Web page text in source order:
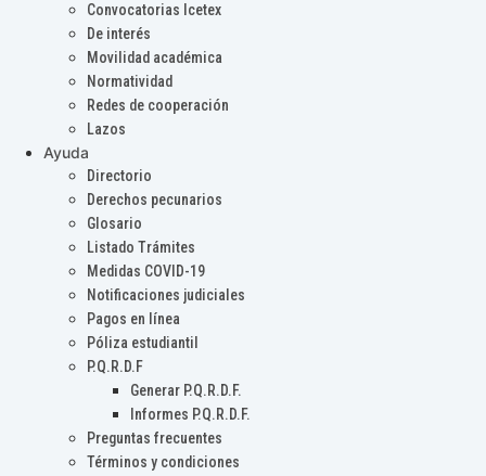
Convocatorias Icetex
De interés
Movilidad académica
Normatividad
Redes de cooperación
Lazos
Ayuda
Directorio
Derechos pecunarios
Glosario
Listado Trámites
Medidas COVID-19
Notificaciones judiciales
Pagos en línea
Póliza estudiantil
P.Q.R.D.F
Generar P.Q.R.D.F.
Informes P.Q.R.D.F.
Preguntas frecuentes
Términos y condiciones